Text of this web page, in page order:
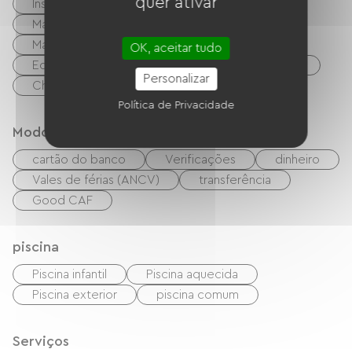
Instalações sanitárias comuns
Máquina de secar roupa coletiva
Máquina de lavar coletiva
Equipamento para bebês
Garden Lounge
Churrasco
Wi-Fi grátis
Modos de paiement
cartão do banco Verificações
dinheiro
Vales de férias (ANCV)
transferência
Good CAF
piscina
Piscina infantil
Piscina aquecida
Piscina exterior
piscina comum
Serviços
OK, aceitar tudo
Personalizar
Política de Privacidade